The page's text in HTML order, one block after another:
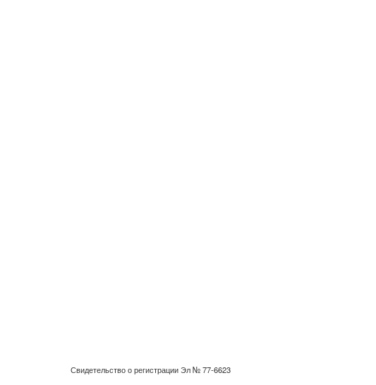
Свидетельство о регистрации Эл № 77-6623